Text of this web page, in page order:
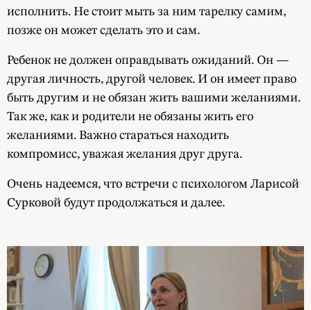
исполнить. Не стоит мыть за ним тарелку самим,
позже он может сделать это и сам.
Ребенок не должен оправдывать ожиданий. Он —
другая личность, другой человек. И он имеет право
быть другим и не обязан жить вашими желаниями.
Так же, как и родители не обязаны жить его
желаниями. Важно стараться находить
компромисс, уважая желания друг друга.
Очень надеемся, что встречи с психологом Ларисой
Сурковой будут продолжаться и далее.